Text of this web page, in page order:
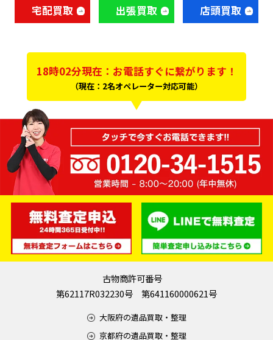
宅配買取 出張買取 店頭買取
18時02分現在：お電話すぐに繋がります！
（現在：2名オペレーター対応可能）
古物商許可番号
第62117R032230号 第641160000621号
大阪府の遺品買取・整理
京都府の遺品買取・整理